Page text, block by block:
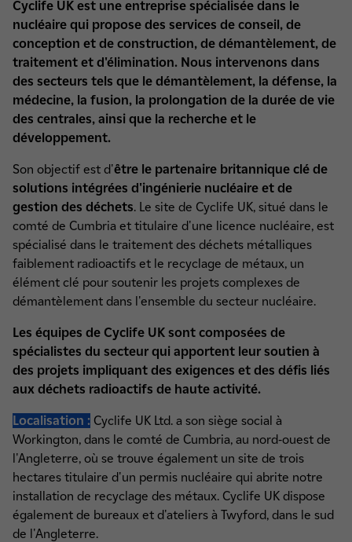
Cyclife UK est une entreprise spécialisée dans le
nucléaire qui propose des services de conseil, de
conception et de construction, de démantèlement, de
traitement et d'élimination. Nous intervenons dans
des secteurs tels que le démantèlement, la défense, la
médecine, la fusion, la prolongation de la durée de vie
des centrales, ainsi que la recherche et le
développement.
Son objectif est d'être le partenaire britannique clé de
solutions intégrées d'ingénierie nucléaire et de
gestion des déchets. Le site de Cyclife UK, situé dans le
comté de Cumbria et titulaire d'une licence nucléaire, est
spécialisé dans le traitement des déchets métalliques
faiblement radioactifs et le recyclage de métaux, un
élément clé pour soutenir les projets complexes de
démantèlement dans l'ensemble du secteur nucléaire.
Les équipes de Cyclife UK sont composées de
spécialistes du secteur qui apportent leur soutien à
des projets impliquant des exigences et des défis liés
aux déchets radioactifs de haute activité.
Localisation : Cyclife UK Ltd. a son siège social à
Workington, dans le comté de Cumbria, au nord-ouest de
l'Angleterre, où se trouve également un site de trois
hectares titulaire d'un permis nucléaire qui abrite notre
installation de recyclage des métaux. Cyclife UK dispose
également de bureaux et d'ateliers à Twyford, dans le sud
de l'Angleterre.